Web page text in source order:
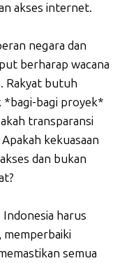
akses internet.
negara dan
berharap wacana
Rakyat butuh
*bagi-bagi proyek*
transparansi
kekuasaan
dan bukan
harus
semua